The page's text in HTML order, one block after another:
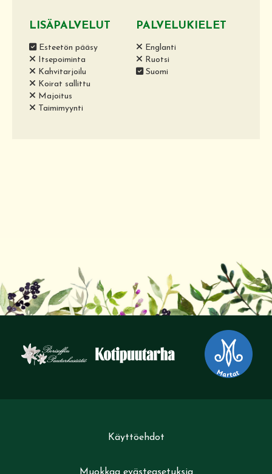
LISÄPALVELUT
Esteetön pääsy
Itsepoiminta
Kahvitarjoilu
Koirat sallittu
Majoitus
Taimimyynti
PALVELUKIELET
Englanti
Ruotsi
Suomi
Käyttöehdot